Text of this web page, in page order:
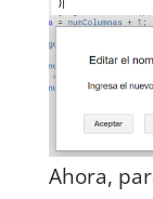
Ahora,